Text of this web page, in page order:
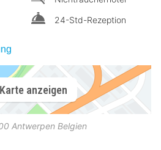
24-Std-Rezeption
anzeigen
Antwerpen Belgien